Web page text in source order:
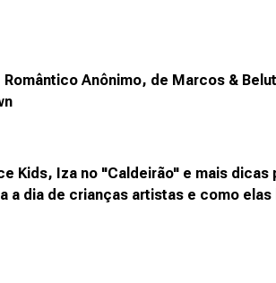
Romântico Anônimo, de Marcos &
Kids, Iza no "Caldeirão" e mais dicas
a dia de crianças artistas e como